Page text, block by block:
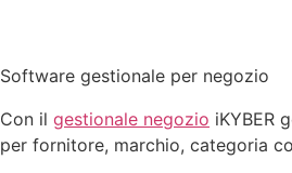
Software gestionale per negozio
Con il gestionale negozio iKYBER
per fornitore, marchio, categoria